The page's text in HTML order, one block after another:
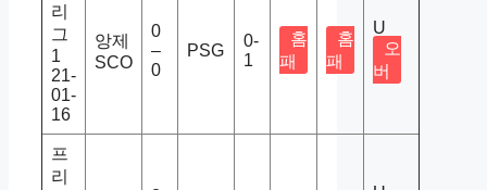
리
그
1
21-
01-
16
앙제
SCO
0
–
0
PSG
0-
1
홈
패
홈
패
U
오
버
프
리